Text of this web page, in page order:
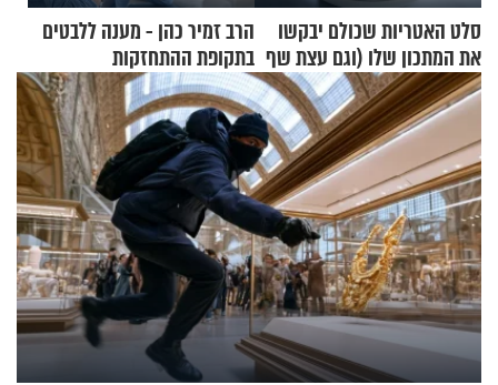
סלט האטריות שכולם יבקשו
את המתכון שלו (וגם עצת שף
להגשת הרוטב)
הרב זמיר כהן - מענה ללבטים
בתקופת ההתחזקות